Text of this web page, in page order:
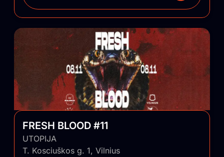
FRESH BLOOD #11
UTOPIJA
T. Kosciuškos g. 1, Vilnius